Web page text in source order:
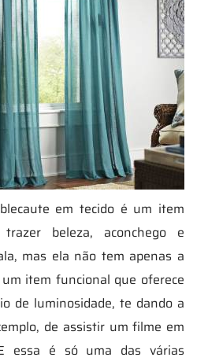
em tecido é um item
beleza, aconchego e
mas ela não tem apenas a
item funcional que oferece
de luminosidade, te dando a
de assistir um filme em
essa é só uma das várias